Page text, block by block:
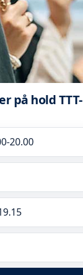
på hold TTT-
20.00